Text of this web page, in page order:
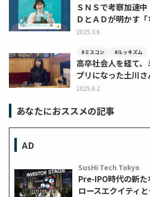
ＳＮＳで考察加速
ＤとＡＤが明かす
2025.3.6
#ミスコン #ルッキズム
高卒社会人を経て
プリになった土川
2025.6.2
あなたにおススメの記事
AD
SusHi Tech Tokyo
Pre-IPO時代の新
ロースエクイティ